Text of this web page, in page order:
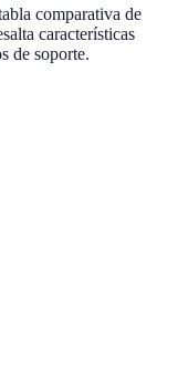
comparativa de
características
de soporte.